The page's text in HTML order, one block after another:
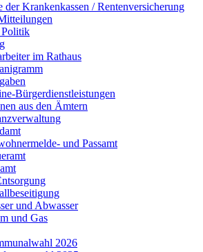
der Krankenkassen / Rentenversicherung
Politik
im Rathaus
Bürgerdienstleistungen
aus den Ämtern
und Passamt
und Abwasser
und Gas
2026